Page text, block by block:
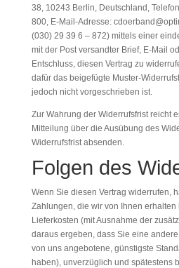
38, 10243 Berlin, Deutschland,
800, E-Mail-Adresse:
(030) 29 39 6 – 872) mittels einer
mit der Post versandter Brief, E-Mail
Entschluss, diesen Vertrag zu
dafür das beigefügte Muster-
jedoch nicht vorgeschrieben ist.
Zur Wahrung der Widerrufsfrist reicht
Mitteilung über die Ausübung des
Widerrufsfrist absenden.
Folgen des
Wenn Sie diesen Vertrag widerrufen,
Zahlungen, die wir von Ihnen
Lieferkosten (mit Ausnahme der
daraus ergeben, dass Sie eine
von uns angebotene, günstigste
haben), unverzüglich und spätestens